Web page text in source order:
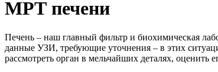
МРТ печени
Печень – наш главный фильтр и биохимическая
данные УЗИ, требующие уточнения – в этих
рассмотреть орган в мельчайших деталях, оценить